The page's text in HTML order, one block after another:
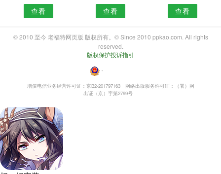
查看 查看 查看
© 2010 至今 老福特网页版 版权所有。© Since 2010 ppkao.com. All rights
reserved.
版权保护投诉指引
・
增值电信业务经营许可证：京B2-201797163
网络出版服务许可证：（署）网
出证（京）字第2799号